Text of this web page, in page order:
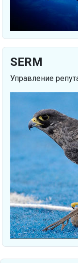
SERM
Управление